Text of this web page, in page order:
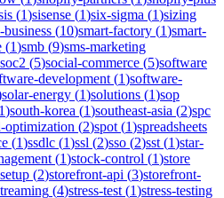
(1)sisense (1)six-sigma (1)sizing
business (10)smart-factory (1)smart-
(1)smb (9)sms-marketing
soc2 (5)social-commerce (5)software
development (1)software-
solar-energy (1)solutions (1)sop
1)south-korea (1)southeast-asia (2)spc
optimization (2)spot (1)spreadsheets
(1)ssdlc (1)ssl (2)sso (2)sst (1)star-
(1)stock-control (1)store
(2)storefront-api (3)storefront-
(4)stress-test (1)stress-testing